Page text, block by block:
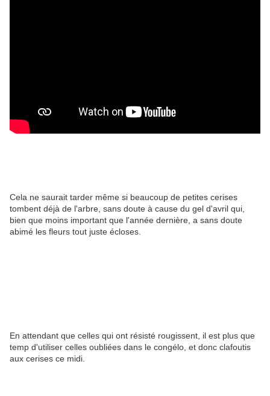
Cela ne saurait tarder même si beaucoup de petites cerises
tombent déjà de l'arbre, sans doute à cause du gel d'avril qui,
bien que moins important que l'année dernière, a sans doute
abimé les fleurs tout juste écloses.
En attendant que celles qui ont résisté rougissent, il est plus que
temp d'utiliser celles oubliées dans le congélo, et donc clafoutis
aux cerises ce midi.